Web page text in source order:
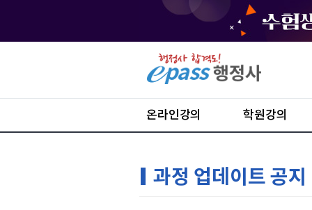
온라인강의 학원강의
과정 업데이트 공지